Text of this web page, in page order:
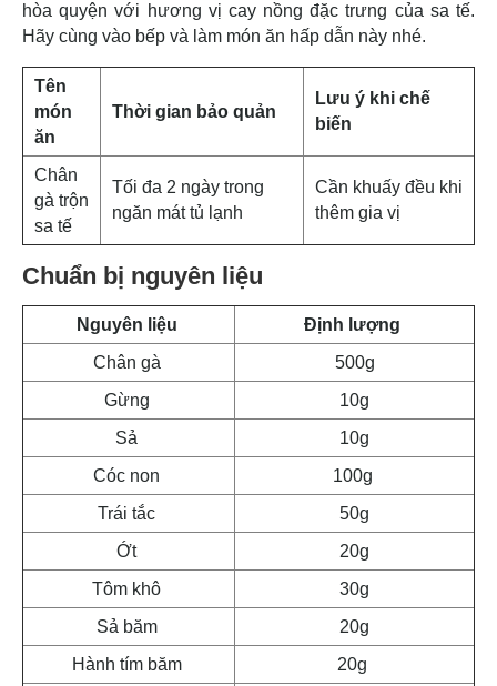
hòa quyện với hương vị cay nồng đặc trưng của sa tế.
Hãy cùng vào bếp và làm món ăn hấp dẫn này nhé.
Tên
món
ăn
Thời gian bảo quản
Lưu ý khi chế
biến
Chân
gà trộn
sa tế
Tối đa 2 ngày trong
ngăn mát tủ lạnh
Cần khuấy đều khi
thêm gia vị
Chuẩn bị nguyên liệu
Nguyên liệu
Định lượng
Chân gà
500g
Gừng
10g
Sả
10g
Cóc non
100g
Trái tắc
50g
Ớt
20g
Tôm khô
30g
Sả băm
20g
Hành tím băm
20g